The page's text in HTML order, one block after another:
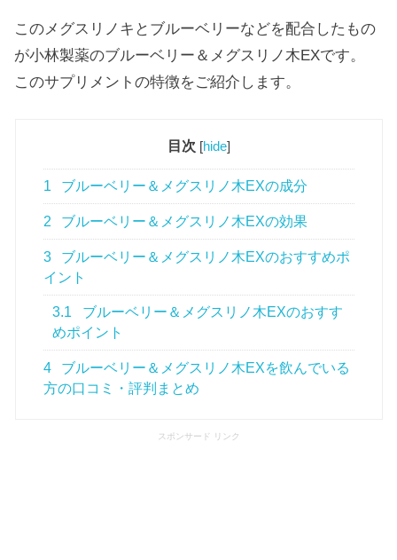
このメグスリノキとブルーベリーなどを配合したもの
が小林製薬のブルーベリー＆メグスリノ木EXです。
このサプリメントの特徴をご紹介します。
目次 [hide]
1 ブルーベリー＆メグスリノ木EXの成分
2 ブルーベリー＆メグスリノ木EXの効果
3
ブルーベリー＆メグスリノ木EXのおすすめポ
イント
3.1
ブルーベリー＆メグスリノ木EXのおすす
めポイント
4
ブルーベリー＆メグスリノ木EXを飲んでいる
方の口コミ・評判まとめ
スポンサード リンク